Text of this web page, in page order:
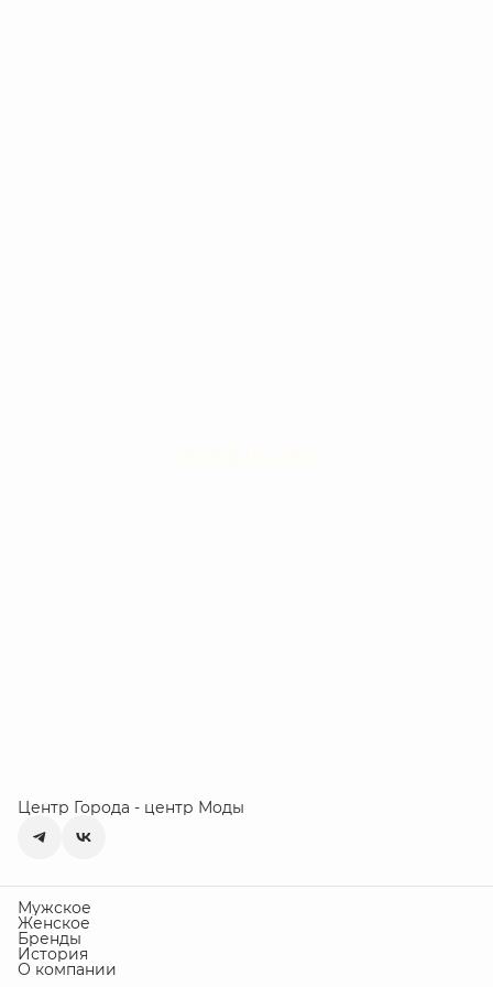
Центр Города - центр Моды
Мужское
Женское
Бренды
История
О компании